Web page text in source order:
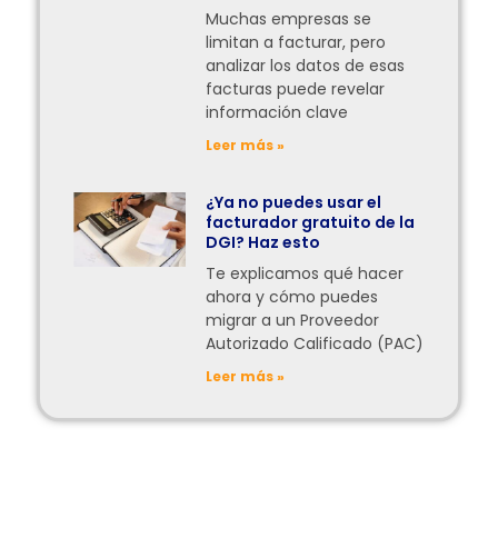
Muchas empresas se
limitan a facturar, pero
analizar los datos de esas
facturas puede revelar
información clave
Leer más »
¿Ya no puedes usar el
facturador gratuito de la
DGI? Haz esto
Te explicamos qué hacer
ahora y cómo puedes
migrar a un Proveedor
Autorizado Calificado (PAC)
Leer más »